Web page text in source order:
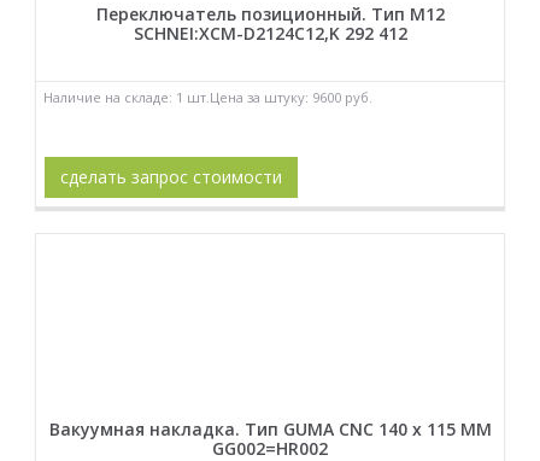
Переключатель позиционный. Тип M12
SCHNEI:XCM-D2124C12,K 292 412
Наличие на складе: 1 шт.Цена за штуку: 9600 руб.
сделать запрос стоимости
Вакуумная накладка. Тип GUMA CNC 140 x 115 MM
GG002=HR002